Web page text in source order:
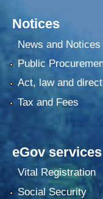
Notices
News and Notices
Public
Act, law and
Tax and Fees
eGov services
Vital Registration
Social Security